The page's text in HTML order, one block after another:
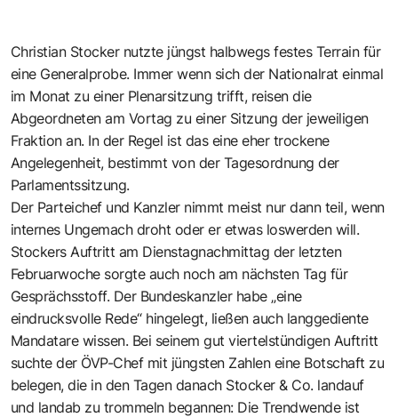
Christian Stocker nutzte jüngst halbwegs festes Terrain für
eine Generalprobe. Immer wenn sich der Nationalrat einmal
im Monat zu einer Plenarsitzung trifft, reisen die
Abgeordneten am Vortag zu einer Sitzung der jeweiligen
Fraktion an. In der Regel ist das eine eher trockene
Angelegenheit, bestimmt von der Tagesordnung der
Parlamentssitzung.
Der Parteichef und Kanzler nimmt meist nur dann teil, wenn
internes Ungemach droht oder er etwas loswerden will.
Stockers Auftritt am Dienstagnachmittag der letzten
Februarwoche sorgte auch noch am nächsten Tag für
Gesprächsstoff. Der Bundeskanzler habe „eine
eindrucksvolle Rede“ hingelegt, ließen auch langgediente
Mandatare wissen. Bei seinem gut viertelstündigen Auftritt
suchte der ÖVP-Chef mit jüngsten Zahlen eine Botschaft zu
belegen, die in den Tagen danach Stocker & Co. landauf
und landab zu trommeln begannen: Die Trendwende ist